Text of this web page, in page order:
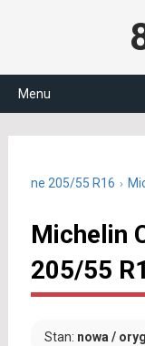
Menu
205/55 R16
Michelin
205/55
Stan: nowa /